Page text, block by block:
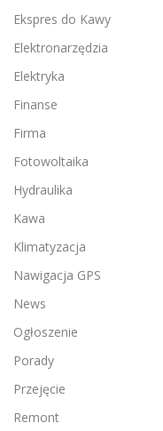
Ekspres do Kawy
Elektronarzędzia
Elektryka
Finanse
Firma
Fotowoltaika
Hydraulika
Kawa
Klimatyzacja
Nawigacja GPS
News
Ogłoszenie
Porady
Przejęcie
Remont